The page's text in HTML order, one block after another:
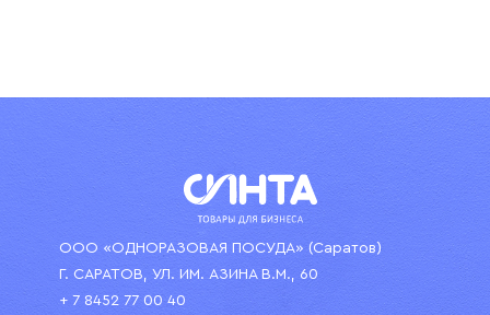
ООО «ОДНОРАЗОВАЯ ПОСУДА» (Саратов)
Г. САРАТОВ, УЛ. ИМ. АЗИНА В.М., 60
+ 7 8452 77 00 40